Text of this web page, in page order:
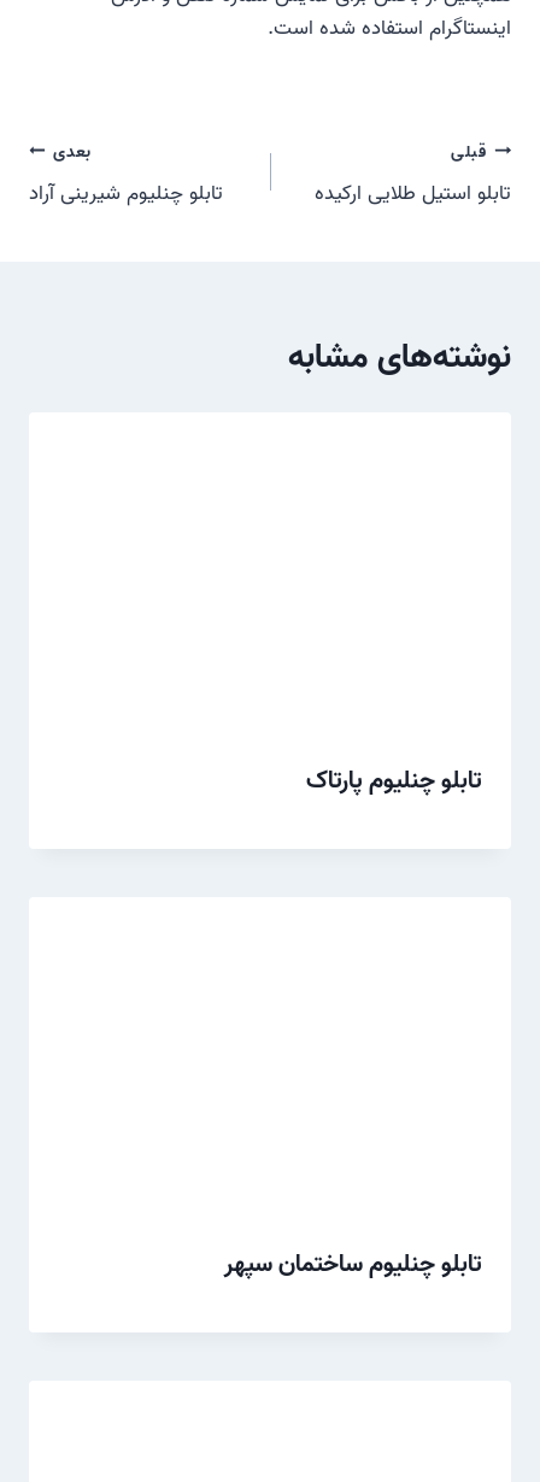
اینستاگرام استفاده شده است.
راهبری
نوشته
قبلی
تابلو استیل طلایی ارکیده
بعدی
تابلو چنلیوم شیرینی آراد
نوشته‌های مشابه
تابلو چنلیوم پارتاک
تابلو چنلیوم ساختمان سپهر